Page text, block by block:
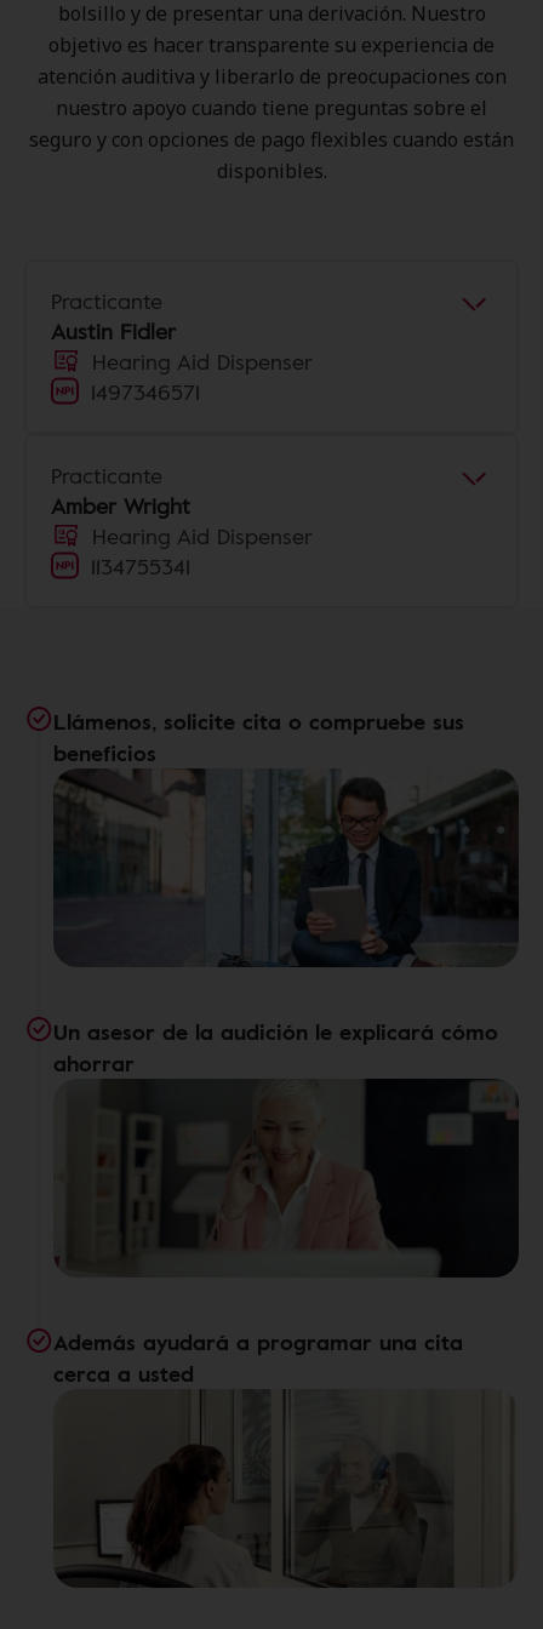
bolsillo y de presentar una derivación. Nuestro
objetivo es hacer transparente su experiencia de
atención auditiva y liberarlo de preocupaciones con
nuestro apoyo cuando tiene preguntas sobre el
seguro y con opciones de pago flexibles cuando están
disponibles.
Practicante
Austin Fidler
Hearing Aid Dispenser
1497346571
Practicante
Amber Wright
Hearing Aid Dispenser
1134755341
Llámenos, solicite cita o compruebe sus
beneficios
Un asesor de la audición le explicará cómo
ahorrar
Además ayudará a programar una cita
cerca a usted